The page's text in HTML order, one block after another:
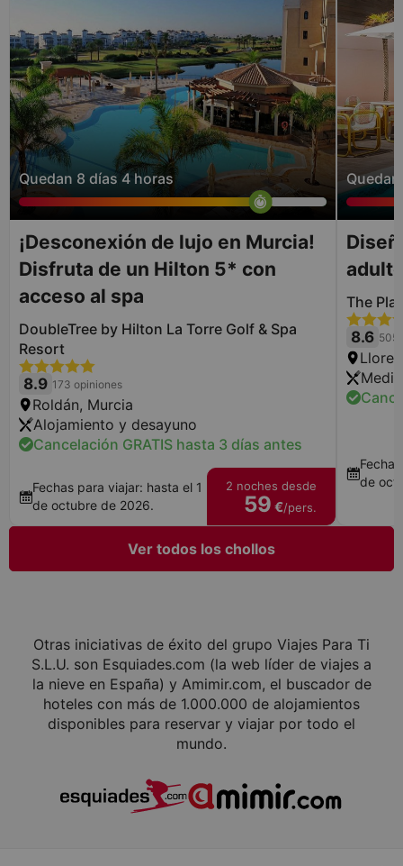
Quedan 8 días 4 horas
¡Desconexión de lujo en Murcia!
Disfruta de un Hilton 5* con
acceso al spa
DoubleTree by Hilton La Torre Golf & Spa
Resort
8.9 173 opiniones
Roldán, Murcia
Alojamiento y desayuno
Cancelación GRATIS hasta 3 días antes
Fechas para viajar: hasta el 1
de octubre de 2026.
2 noches desde
59 €/pers.
The
8.6 505
Lloret
de
Ver todos los chollos
Otras iniciativas de éxito del grupo Viajes Para Ti
S.L.U. son Esquiades.com (la web líder de viajes a
la nieve en España) y Amimir.com, el buscador de
hoteles con más de 1.000.000 de alojamientos
disponibles para reservar y viajar por todo el
mundo.